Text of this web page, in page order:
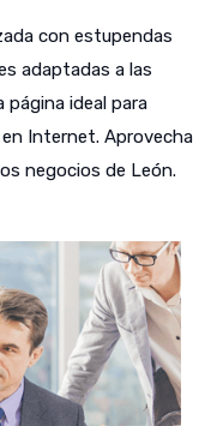
con estupendas
adaptadas a las
página ideal para
Internet. Aprovecha
negocios de León.